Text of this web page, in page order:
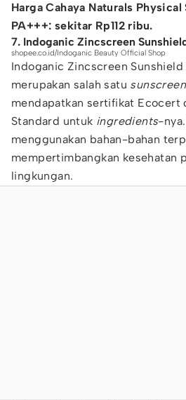
Harga Cahaya Naturals Physical
PA+++: sekitar Rp112 ribu.
7. Indoganic Zincscreen
shopee.co.id/Indoganic Beauty Official Shop
Indoganic Zincscreen Sunshield
merupakan salah satu
mendapatkan sertifikat Ecocert
Standard untuk ingredients-
menggunakan bahan-bahan
mempertimbangkan kesehatan
lingkungan.